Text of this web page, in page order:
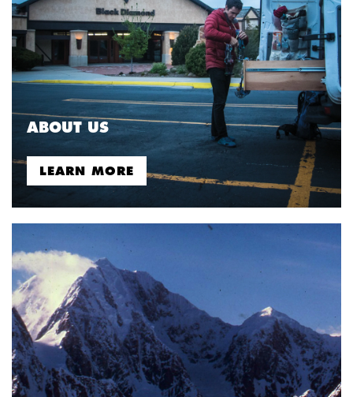
ABOUT US
LEARN MORE